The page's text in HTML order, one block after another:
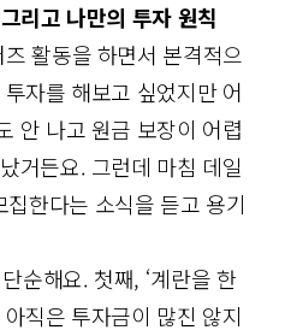
리고 나만의 투자 원칙
활동을 하면서 본격적으
자를 해보고 싶었지만 어
안 나고 원금 보장이 어렵
거든요. 그런데 마침 데일
한다는 소식을 듣고 용기
순해요. 첫째, ‘계란을 한
직은 투자금이 많진 않지